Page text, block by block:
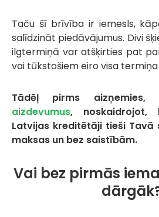
Taču šī brīvība ir iemesls,
salīdzināt piedāvājumus. Divi
ilgtermiņā var atšķirties pat
vai tūkstošiem eiro visa termiņa
Tādēļ pirms aizņemies,
aizdevumus, noskaidrojot,
Latvijas kreditētāji tieši
maksas un bez saistībām.
Vai bez pirmās